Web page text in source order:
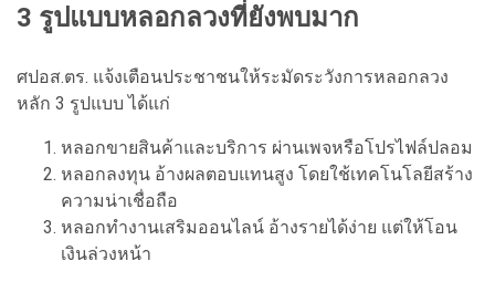
3 รูปแบบหลอกลวงที่ยังพบมาก
ศปอส.ตร. แจ้งเตือนประชาชนให้ระมัดระวังการหลอกลวง
หลัก 3 รูปแบบ ได้แก่
หลอกขายสินค้าและบริการ ผ่านเพจหรือโปรไฟล์ปลอม
หลอกลงทุน อ้างผลตอบแทนสูง โดยใช้เทคโนโลยีสร้าง
ความน่าเชื่อถือ
หลอกทำงานเสริมออนไลน์ อ้างรายได้ง่าย แต่ให้โอน
เงินล่วงหน้า